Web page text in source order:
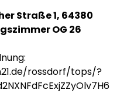
Straße 1, 64380
OG 26
rossdorf/tops/?